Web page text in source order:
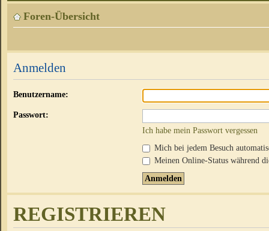
Foren-Übersicht
Anmelden
Benutzername:
Passwort:
Ich habe mein Passwort vergessen
Mich bei jedem Besuch
Meinen Online-Status während
REGISTRIEREN